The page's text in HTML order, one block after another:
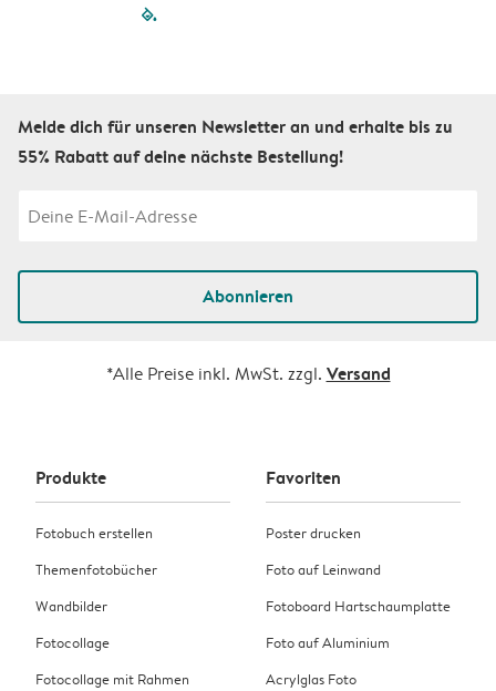
filled-pagination
Melde dich für unseren Newsletter an und erhalte bis zu
55% Rabatt auf deine nächste Bestellung!
Abonnieren
*Alle Preise inkl. MwSt. zzgl. Versand
Produkte
Fotobuch erstellen
Themenfotobücher
Wandbilder
Fotocollage
Fotocollage mit Rahmen
Favoriten
Poster drucken
Foto auf Leinwand
Fotoboard Hartschaumplatte
Foto auf Aluminium
Acrylglas Foto